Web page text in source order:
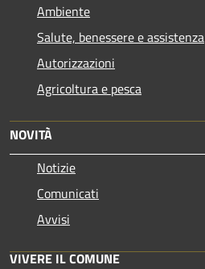
Ambiente
Salute, benessere e assistenza
Autorizzazioni
Agricoltura e pesca
NOVITÀ
Notizie
Comunicati
Avvisi
VIVERE IL COMUNE